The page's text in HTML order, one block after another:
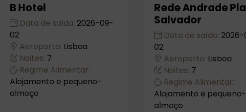
B Hotel
Data de saída: 2026-09-
02
Aeroporto: Lisboa
Noites: 7
Regime Alimentar:
Alojamento e pequeno-
almoço
Rede Andrade
Salvador
Data de saída:
02
Aeroporto: Lisboa
Noites: 7
Regime Alimentar:
Alojamento e pequeno-
almoço